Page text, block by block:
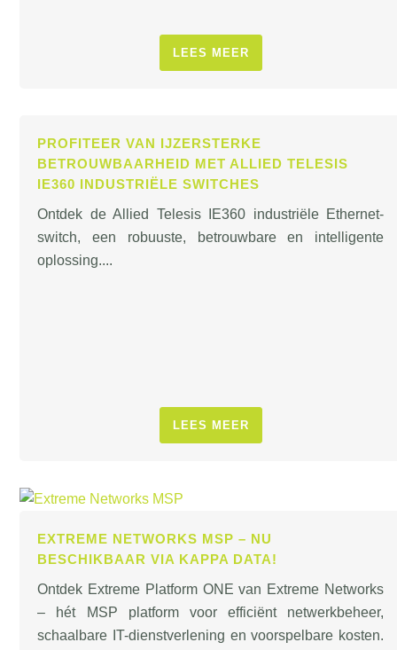
LEES MEER
PROFITEER VAN IJZERSTERKE
BETROUWBAARHEID MET ALLIED TELESIS
IE360 INDUSTRIËLE SWITCHES
Ontdek de Allied Telesis IE360 industriële Ethernet-
switch, een robuuste, betrouwbare en intelligente
oplossing....
LEES MEER
EXTREME NETWORKS MSP – NU
BESCHIKBAAR VIA KAPPA DATA!
Ontdek Extreme Platform ONE van Extreme Networks
– hét MSP platform voor efficiënt netwerkbeheer,
schaalbare IT-dienstverlening en voorspelbare kosten.